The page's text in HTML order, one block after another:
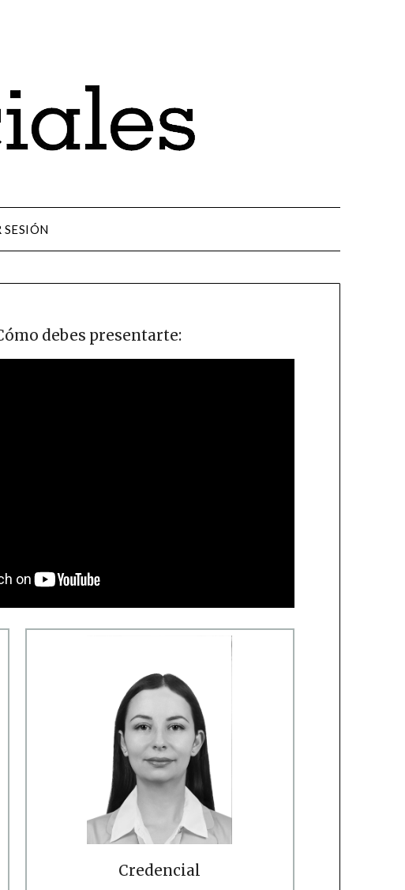
debes presentarte:
Credencial